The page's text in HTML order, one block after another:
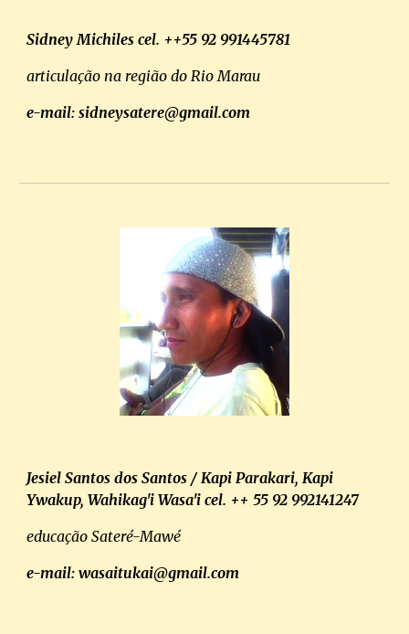
Sidney Michiles cel. ++55 92 991445781
articulação na região do Rio Marau
e-mail: sidneysatere@gmail.com
Jesiel Santos dos Santos / Kapi Parakari, Kapi
Ywakup, Wahikag'i Wasa'i cel. ++ 55 92 992141247
educação Sateré-Mawé
e-mail: wasaitukai@gmail.com